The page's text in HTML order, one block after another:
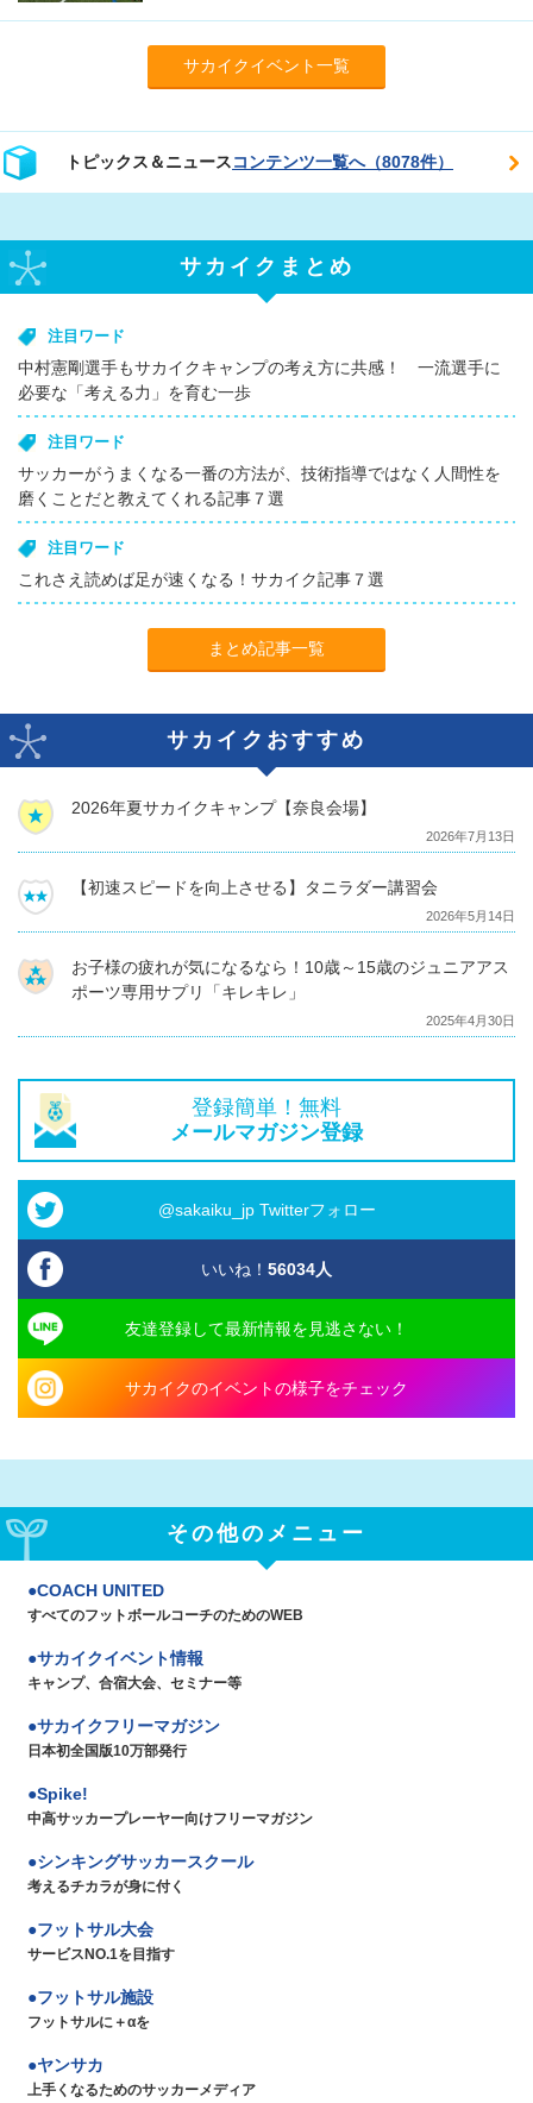
サカイクイベント一覧
トピックス＆ニュースコンテンツ一覧へ（8078件）
サカイクまとめ
注目ワード
中村憲剛選手もサカイクキャンプの考え方に共感！ 一流選手に
必要な「考える力」を育む一歩
注目ワード
サッカーがうまくなる一番の方法が、技術指導ではなく人間性を
磨くことだと教えてくれる記事７選
注目ワード
これさえ読めば足が速くなる！サカイク記事７選
まとめ記事一覧
サカイクおすすめ
2026年夏サカイクキャンプ【奈良会場】
2026年7月13日
【初速スピードを向上させる】タニラダー講習会
2026年5月14日
お子様の疲れが気になるなら！10歳～15歳のジュニアアス
ポーツ専用サプリ「キレキレ」
2025年4月30日
登録簡単！無料
メールマガジン登録
@sakaiku_jp Twitterフォロー
いいね！ 56034人
友達登録して最新情報を見逃さない！
サカイクのイベントの様子をチェック
その他のメニュー
COACH UNITED
すべてのフットボールコーチのためのWEB
サカイクイベント情報
キャンプ、合宿大会、セミナー等
サカイクフリーマガジン
日本初全国版10万部発行
Spike!
中高サッカープレーヤー向けフリーマガジン
シンキングサッカースクール
考えるチカラが身に付く
フットサル大会
サービスNO.1を目指す
フットサル施設
フットサルに＋αを
ヤンサカ
上手くなるためのサッカーメディア